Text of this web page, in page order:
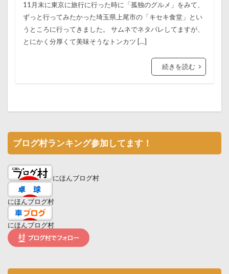
11月末に東京に旅行に行った時に「孤独のグルメ」をみて、
ずっと行ってみたかった埼玉県上尾市の「キセキ食堂」とい
うところに行ってきました。 サムネでネタバレしてますが、
とにかく分厚くて美味そうなトンカツ […]
続きを読む
ブログ村ランキング参加してます！
にほんブログ村
にほんブログ村
にほんブログ村